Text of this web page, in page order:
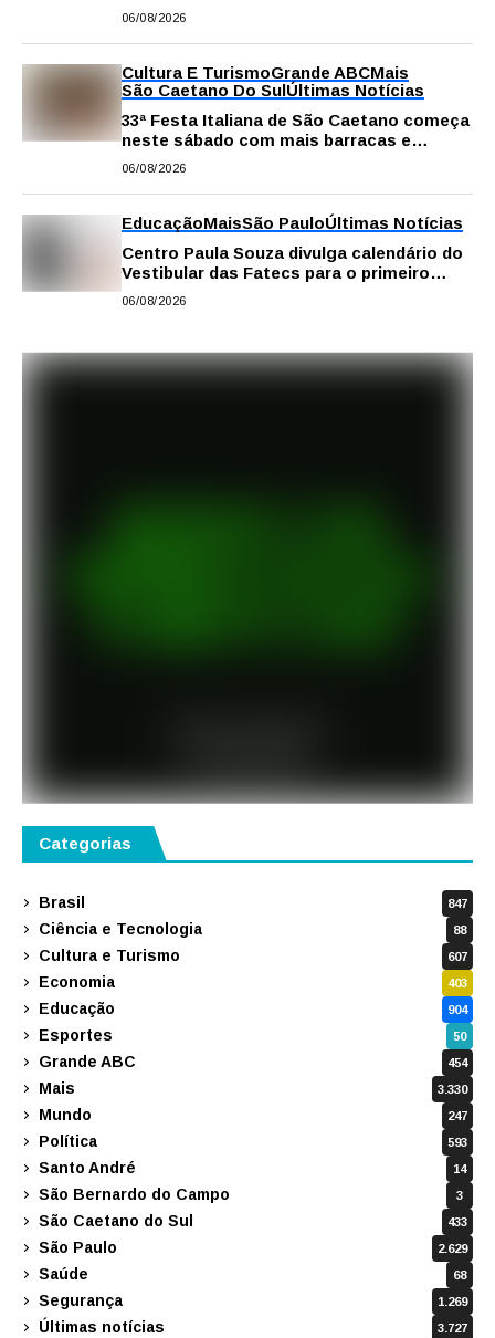
06/08/2026
Cultura E TurismoGrande ABCMais
São Caetano Do SulÚltimas Notícias
33ª Festa Italiana de São Caetano começa
neste sábado com mais barracas e
novidades em decoração e atrações
06/08/2026
EducaçãoMaisSão PauloÚltimas Notícias
Centro Paula Souza divulga calendário do
Vestibular das Fatecs para o primeiro
semestre de 2027
06/08/2026
Categorias
Brasil 847
Ciência e Tecnologia 88
Cultura e Turismo 607
Economia 403
Educação 904
Esportes 50
Grande ABC 454
Mais 3.330
Mundo 247
Política 593
Santo André 14
São Bernardo do Campo 3
São Caetano do Sul 433
São Paulo 2.629
Saúde 68
Segurança 1.269
Últimas notícias 3.727